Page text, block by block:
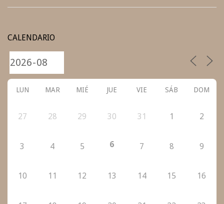
12
CALENDARIO
LUN MAR MIÉ JUE VIE SÁB DOM
27 28 29 30 31 1 2
3 4 5 6 7 8 9
10 11 12 13 14 15 16